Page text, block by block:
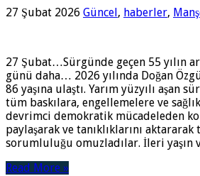
27 Şubat 2026 Güncel, haberler,
27 Şubat…Sürgünde geçen 55 yılın
günü daha… 2026 yılında Doğan
86 yaşına ulaştı. Yarım yüzyılı aşan
tüm baskılara, engellemelere ve
devrimci demokratik mücadeleden
paylaşarak ve tanıklıklarını
sorumluluğu omuzladılar. İleri yaşın
Read More »